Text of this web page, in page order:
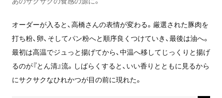
オーダーが入ると、高橋さんの表情が変わる。厳選された豚肉を
打ち粉、卵、そしてパン粉へと順序良くつけていき、最後は油へ。
最初は高温でジュっと揚げてから、中温へ移してじっくりと揚げ
るのが『とん清』流。しばらくすると、いい香りとともに見るから
にサクサクなひれかつが目の前に現れた。